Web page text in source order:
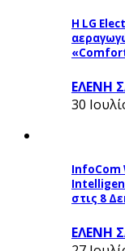
Η LG
ΕΛΕΝΗ
30
InfoCom
στις 8
ΕΛΕΝΗ